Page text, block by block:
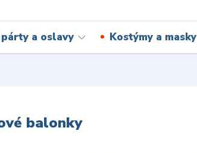
a oslavy Kostýmy a masky
balonky